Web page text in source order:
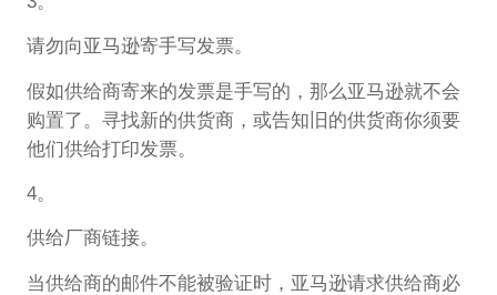
请勿向亚马逊寄手写发票。
假如供给商寄来的发票是手写的，那么亚马逊就不会
购置了。寻找新的供货商，或告知旧的供货商你须要
他们供给打印发票。
4。
供给厂商链接。
当供给商的邮件不能被验证时，亚马逊请求供给商必